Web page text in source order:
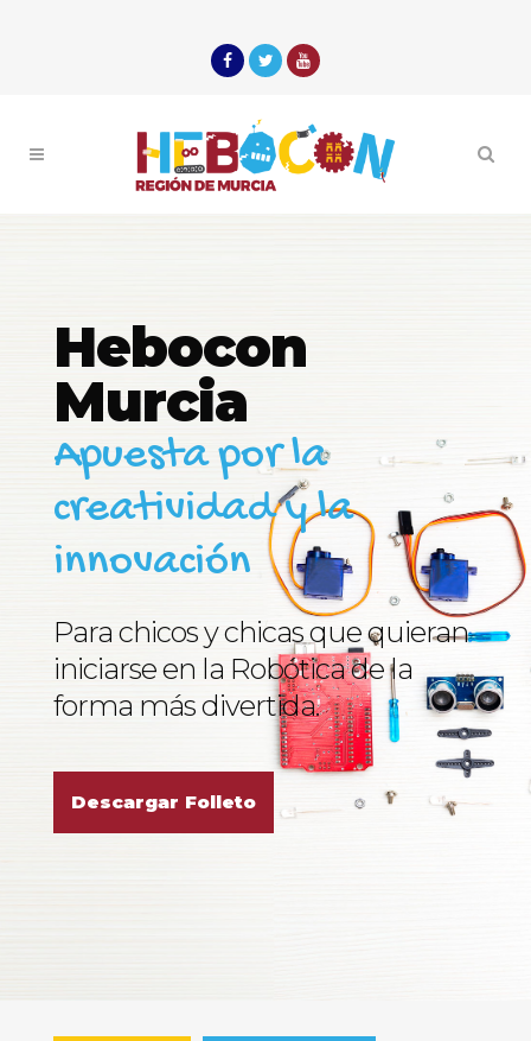
Hebocon
Murcia
Apuesta por la
creatividad y la
innovación
Para chicos y chicas que quieran
iniciarse en la Robótica de la
forma más divertida.
Descargar Folleto